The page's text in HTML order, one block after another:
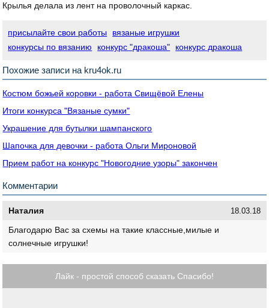
Крылья делала из лент на проволочный каркас.
присылайте свои работы
вязаные игрушки
конкурсы по вязанию
конкурс "дракоша" конкурс дракоша
Похожие записи на kru4ok.ru
Костюм божьей коровки - работа Свищёвой Елены
Итоги конкурса "Вязаные сумки"
Украшение для бутылки шампанского
Шапочка для девочки - работа Ольги Мироновой
Прием работ на конкурс "Новогодние узоры" закончен
Комментарии
Наталия 18.03.18
Благодарю Вас за схемы на такие классные,милые и
солнечные игрушки!
Лайк - простой способ сказать Спасибо!